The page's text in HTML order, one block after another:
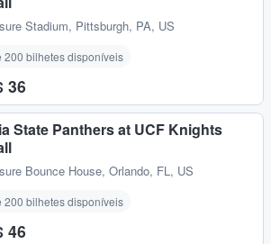
Stadium, Pittsburgh, PA, US
200 bilhetes disponíveis
36
State Panthers at UCF Knights
Bounce House, Orlando, FL, US
200 bilhetes disponíveis
46